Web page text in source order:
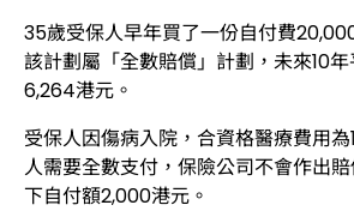
35歲受保人早年買了一份自付費
該計劃屬「全數賠償」計劃，未來10
6,264港元。
受保人因傷病入院，合資格醫療費用
人需要全數支付，保險公司不會作出
下自付額2,000港元。